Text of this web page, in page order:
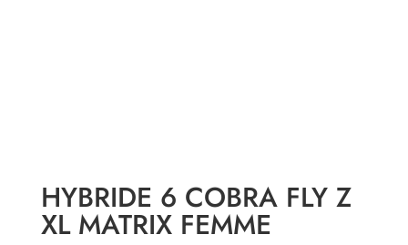
HYBRIDE 6 COBRA FLY Z
XL MATRIX FEMME